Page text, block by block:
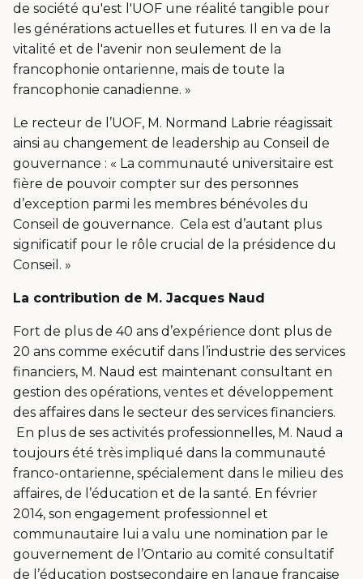
de société qu'est l'UOF une réalité tangible pour
les générations actuelles et futures. Il en va de la
vitalité et de l'avenir non seulement de la
francophonie ontarienne, mais de toute la
francophonie canadienne. »
Le recteur de l’UOF, M. Normand Labrie réagissait
ainsi au changement de leadership au Conseil de
gouvernance : « La communauté universitaire est
fière de pouvoir compter sur des personnes
d’exception parmi les membres bénévoles du
Conseil de gouvernance. Cela est d’autant plus
significatif pour le rôle crucial de la présidence du
Conseil. »
La contribution de M. Jacques Naud
Fort de plus de 40 ans d’expérience dont plus de
20 ans comme exécutif dans l’industrie des services
financiers, M. Naud est maintenant consultant en
gestion des opérations, ventes et développement
des affaires dans le secteur des services financiers.
En plus de ses activités professionnelles, M. Naud a
toujours été très impliqué dans la communauté
franco-ontarienne, spécialement dans le milieu des
affaires, de l’éducation et de la santé. En février
2014, son engagement professionnel et
communautaire lui a valu une nomination par le
gouvernement de l’Ontario au comité consultatif
de l’éducation postsecondaire en langue française